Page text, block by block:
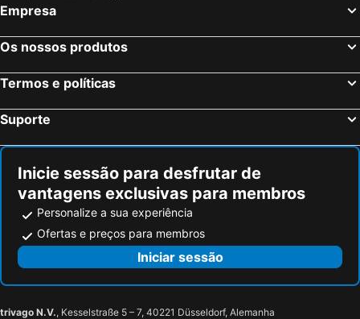
Torriana, bed and breakfasts
Gambettola, bed and breakfasts
Sant'Agata Feltria, bed and breakfasts
Sassofeltrio, bed and breakfasts
Misano Adriatico, bed and breakfasts
Savignano sul Rubicone, bed and breakfasts
Bertinoro, bed and breakfasts
Empresa
Os nossos produtos
Termos e políticas
Suporte
Inicie sessão para desfrutar de
vantagens exclusivas para membros
Personalize a sua experiência
Ofertas e preços para membros
Iniciar sessão
trivago N.V., Kesselstraße 5 – 7, 40221 Düsseldorf, Alemanha